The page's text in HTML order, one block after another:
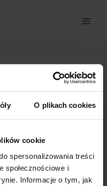
O plikach cookies
cookie
spersonalizowania treści
społecznościowe i
Informacje o tym, jak
Wiara
nie jesteś